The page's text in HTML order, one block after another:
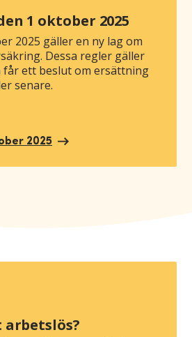
1 oktober 2025
2025 gäller en ny lag om
Dessa regler gäller
får ett beslut om ersättning
senare.
2025